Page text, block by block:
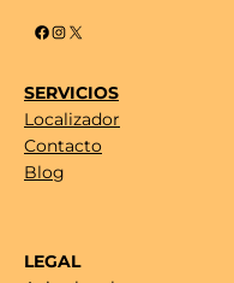
Facebook InstagramX
SERVICIOS
Localizador
Contacto
Blog
LEGAL